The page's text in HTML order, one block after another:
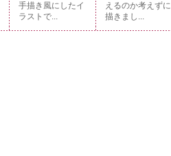
手描き風にしたイ
ラストで...
えるのか考えずに
描きまし...